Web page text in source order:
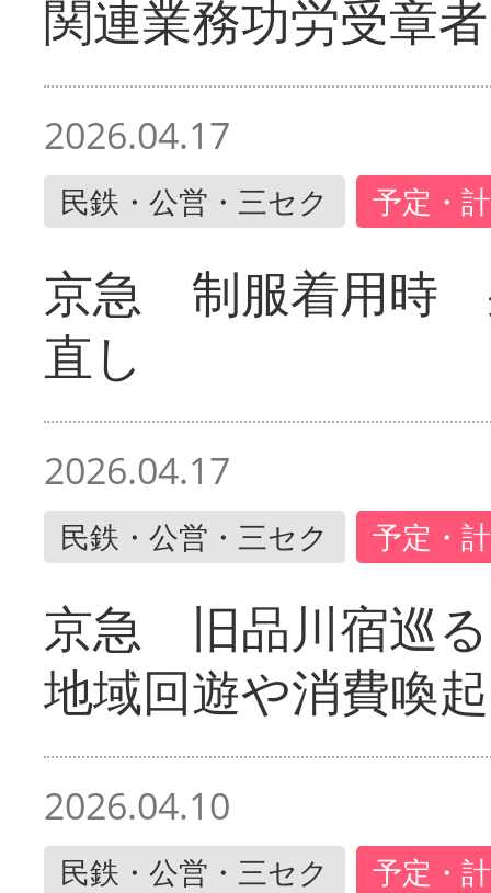
関連業務功労受章者
2026.04.17
民鉄・公営・三セク 予定・
京急 制服着用時
直し
2026.04.17
民鉄・公営・三セク 予定・
京急 旧品川宿巡
地域回遊や消費喚起
2026.04.10
民鉄・公営・三セク 予定・